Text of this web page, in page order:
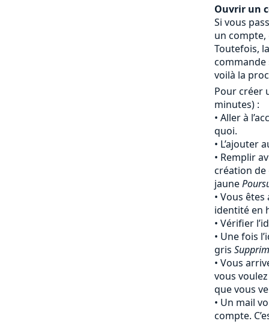
Ouvrir un
Si vous
un compte,
Toutefois,
commande
voilà la
Pour créer
minutes) :
Aller à
quoi.
L’ajouter
Remplir
création
jaune
Vous êtes
identité en
Vérifier
Une fois
gris
Vous
vous
que vous
Un mail
compte.